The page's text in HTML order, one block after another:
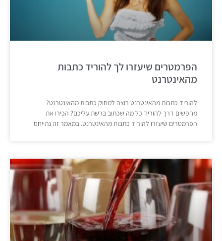
הפרמטרים שיעזרו לך להוריד כתבות
מהאינטרנט
להוריד כתבות מהאינטרנט רוצה למחוק כתבות מהאינטרנט?
מחפשים דרך להוריד כל מה שכתוב ברשת עליכם? הכירו את
הפרמטרים שיעזרו להוריד כתבות מהאינטרנט. במאמר זה נתייחס